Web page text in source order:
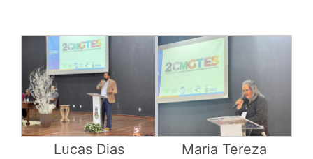
Lucas Dias
Maria Tereza